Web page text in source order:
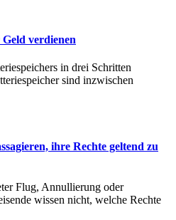
verdienen
in drei Schritten
sind inzwischen
ihre Rechte geltend zu
Flug, Annullierung oder
wissen nicht, welche Rechte